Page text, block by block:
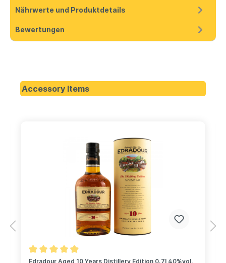
Nährwerte und Produktdetails
Bewertungen
Accessory Items
Edradour Aged 10 Years Distillery Edition 0,7l 40%vol.